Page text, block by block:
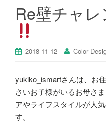
Re壁チャ
2018-11-12 Color
yukiko_ismartさんは、お
さいお子様がいるお母さ
アやライフスタイルが人
す。